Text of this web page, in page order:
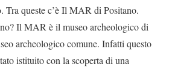
Tra queste c’è Il MAR di Positano.
Il MAR è il museo archeologico di
archeologico comune. Infatti questo
istituito con la scoperta di una